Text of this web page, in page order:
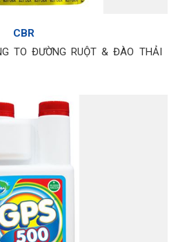
CBR
TO ĐƯỜNG RUỘT & ĐÀO THẢI